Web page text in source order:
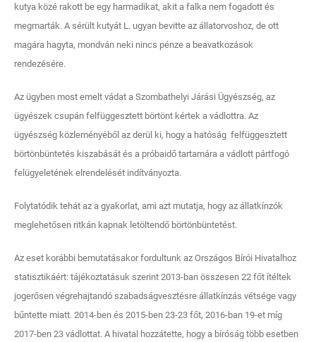
kutya közé rakott be egy harmadikat, akit a falka nem fogadott és
megmarták. A sérült kutyát L. ugyan bevitte az állatorvoshoz, de ott
magára hagyta, mondván neki nincs pénze a beavatkozások
rendezésére.
Az ügyben most emelt vádat a Szombathelyi Járási Ügyészség, az
ügyészek csupán felfüggesztett börtönt kértek a vádlottra. Az
ügyészség közleményéből az derül ki, hogy a hatóság felfüggesztett
börtönbüntetés kiszabását és a próbaidő tartamára a vádlott pártfogó
felügyeletének elrendelését indítványozta.
Folytatódik tehát az a gyakorlat, ami azt mutatja, hogy az állatkínzók
meglehetősen ritkán kapnak letöltendő börtönbüntetést.
Az eset korábbi bemutatásakor fordultunk az Országos Bírói Hivatalhoz
statisztikáért: tájékoztatásuk szerint 2013-ban összesen 22 főt ítéltek
jogerősen végrehajtandó szabadságvesztésre állatkínzás vétsége vagy
bűntette miatt. 2014-ben és 2015-ben 23-23 főt, 2016-ban 19-et míg
2017-ben 23 vádlottat. A hivatal hozzátette, hogy a bíróság több esetben